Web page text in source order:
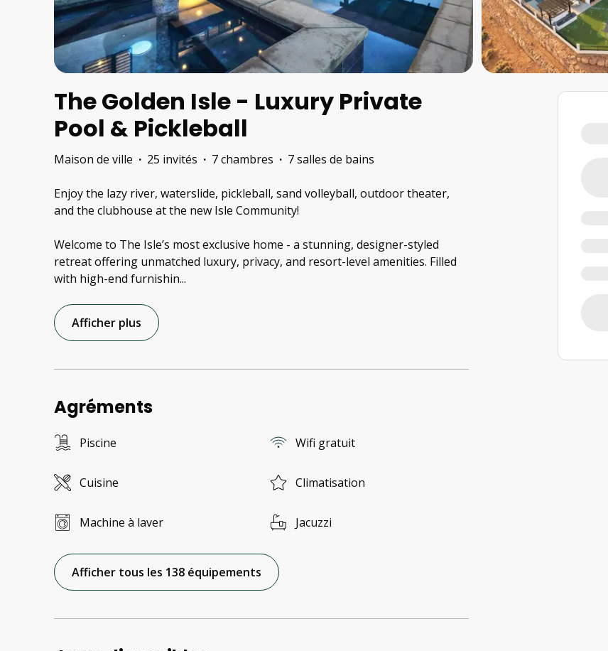
The Golden Isle - Luxury Private
Pool & Pickleball
Maison de ville · 25 invités · 7 chambres · 7 salles de bains
Enjoy the lazy river, waterslide, pickleball, sand volleyball, outdoor theater,
and the clubhouse at the new Isle Community!
Welcome to The Isle’s most exclusive home - a stunning, designer-styled
retreat offering unmatched luxury, privacy, and resort-level amenities. Filled
with high-end furnishin...
Afficher plus
Agréments
Piscine Wifi gratuit
Cuisine Climatisation
Machine à laver Jacuzzi
Afficher tous les 138 équipements